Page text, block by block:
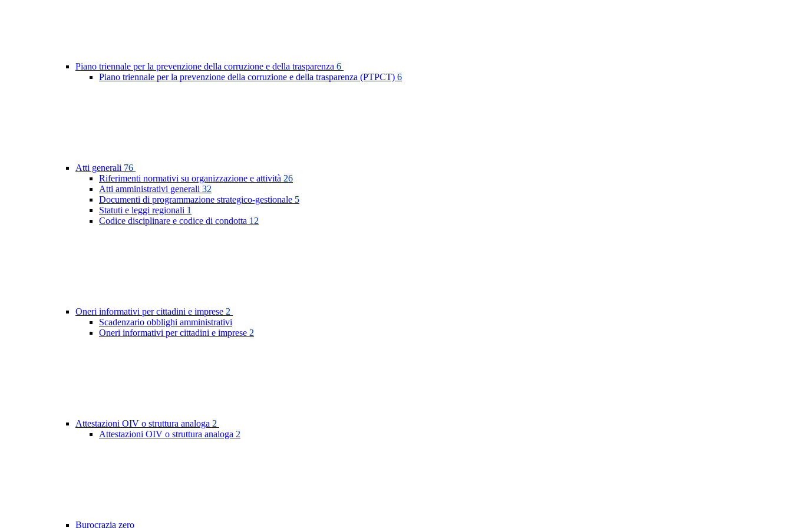
Piano triennale per la prevenzione della corruzione e della trasparenza 6
Piano triennale per la prevenzione della corruzione e della trasparenza (PTPCT) 6
Atti generali 76
Riferimenti normativi su organizzazione e attività 26
Atti amministrativi generali 32
Documenti di programmazione strategico-gestionale 5
Statuti e leggi regionali 1
Codice disciplinare e codice di condotta 12
Oneri informativi per cittadini e imprese 2
Scadenzario obblighi amministrativi
Oneri informativi per cittadini e imprese 2
Attestazioni OIV o struttura analoga 2
Attestazioni OIV o struttura analoga 2
Burocrazia zero